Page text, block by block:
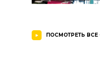
ПОСМОТРЕТЬ ВСЕ